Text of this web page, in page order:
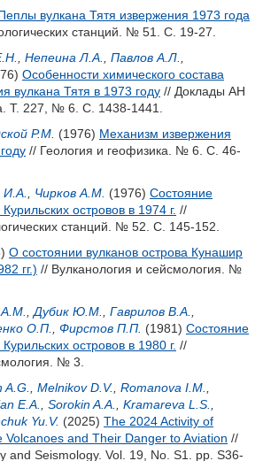
вулкана Тятя извержения 1973 года
станций. № 51. С. 19-27.
Непеина Л.А. Павлов А.Л.
Особенности химического состава
вулкана Тятя в 1973 году // Доклады АН
Т. 227, № 6. С. 1438-1441.
Р.М. (1976) Механизм извержения
// Геология и геофизика. № 6. С. 46-
Чирков А.М. (1976) Состояние
островов в 1974 г. //
станций. № 52. С. 145-152.
О состоянии вулканов острова Кунашир
гг.) // Вулканология и сейсмология. №
Дубик Ю.М. Гаврилов В.А.
О.П. Фирстов П.П. (1981) Состояние
островов в 1980 г. //
№ 3.
A.G. Melnikov D.V. Romanova I.M.
E.A. Sorokin A.A. Kramareva L.S.
Yu.V. (2025) The 2024 Activity of
Volcanoes and Their Danger to Aviation //
and Seismology. Vol. 19, No. S1. pp. S36-